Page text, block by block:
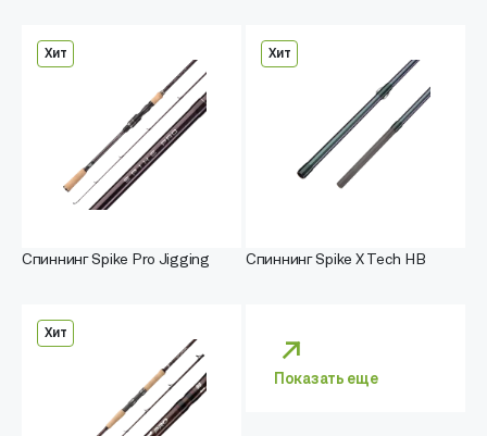
Хит
Спиннинг Spike Pro Jigging
Хит
Спиннинг Spike X Tech HB
Хит
Показать еще